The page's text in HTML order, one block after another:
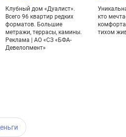
Клубный дом «Дуалист».
Всего 96 квартир редких
форматов. Большие
метражи, террасы, камины.
Реклама | АО «СЗ «БФА-
Девелопмент»
кто
тихом